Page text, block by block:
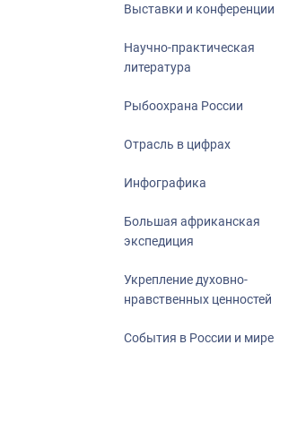
Выставки и конференции
Научно-практическая
литература
Рыбоохрана России
Отрасль в цифрах
Инфографика
Большая африканская
экспедиция
Укрепление духовно-
нравственных ценностей
События в России и мире